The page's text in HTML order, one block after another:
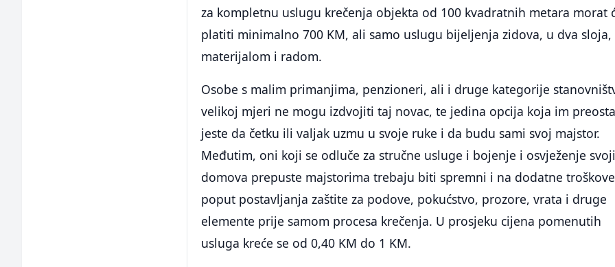
za kompletnu uslugu krečenja objekta od 100 kvadratnih metara morat
platiti minimalno 700 KM, ali samo uslugu bijeljenja zidova, u dva sloja,
materijalom i radom.
Osobe s malim primanjima, penzioneri, ali i druge kategorije
velikoj mjeri ne mogu izdvojiti taj novac, te jedina opcija koja im
jeste da četku ili valjak uzmu u svoje ruke i da budu sami svoj majstor.
Međutim, oni koji se odluče za stručne usluge i bojenje i osvježenje
domova prepuste majstorima trebaju biti spremni i na dodatne troškove
poput postavljanja zaštite za podove, pokućstvo, prozore, vrata i druge
elemente prije samom procesa krečenja. U prosjeku cijena pomenutih
usluga kreće se od 0,40 KM do 1 KM.